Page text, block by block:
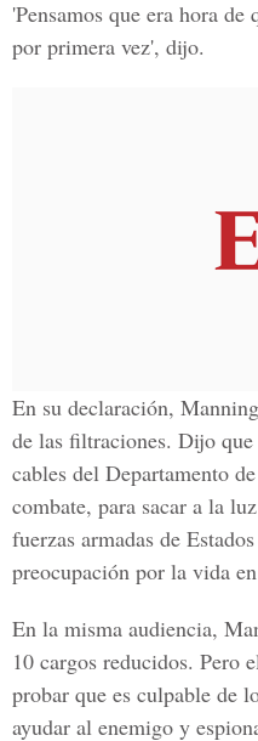
'Pensamos que era hora
por primera vez', dijo.
En su declaración,
de las filtraciones. Dijo
cables del Departamento
combate, para sacar a la
fuerzas armadas de
preocupación por la vida
En la misma audiencia,
10 cargos reducidos. Pero
probar que es culpable de
ayudar al enemigo y